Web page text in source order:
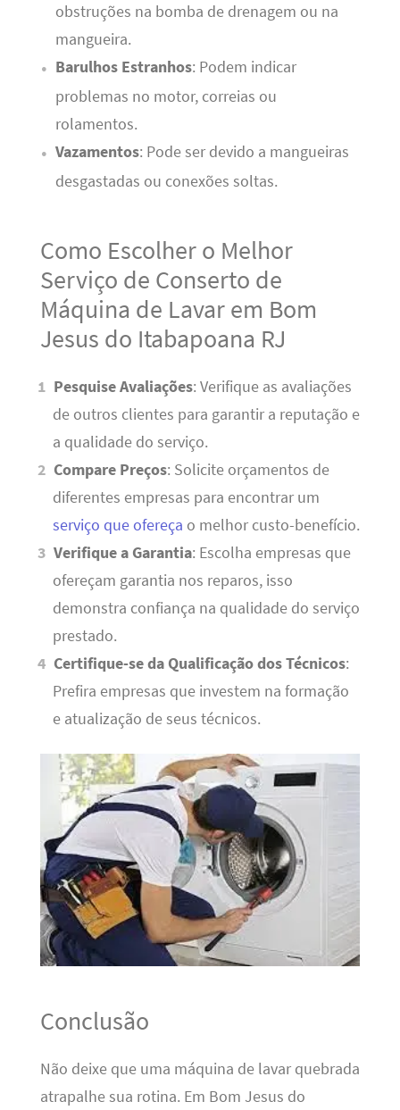
obstruções na bomba de drenagem ou na
mangueira.
Barulhos Estranhos: Podem indicar
problemas no motor, correias ou
rolamentos.
Vazamentos: Pode ser devido a mangueiras
desgastadas ou conexões soltas.
Como Escolher o Melhor
Serviço de Conserto de
Máquina de Lavar em Bom
Jesus do Itabapoana RJ
Pesquise Avaliações: Verifique as avaliações
de outros clientes para garantir a reputação e
a qualidade do serviço.
Compare Preços: Solicite orçamentos de
diferentes empresas para encontrar um
serviço que ofereça o melhor custo-benefício.
Verifique a Garantia: Escolha empresas que
ofereçam garantia nos reparos, isso
demonstra confiança na qualidade do serviço
prestado.
Certifique-se da Qualificação dos Técnicos:
Prefira empresas que investem na formação
e atualização de seus técnicos.
Conclusão
Não deixe que uma máquina de lavar quebrada
atrapalhe sua rotina. Em Bom Jesus do